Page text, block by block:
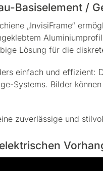
Basiselement /
„InvisiFrame“
Lösung für die
einfach und effizient:
Systems. Bilder
zuverlässige und